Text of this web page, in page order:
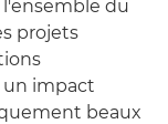
du
projets
impact
beaux